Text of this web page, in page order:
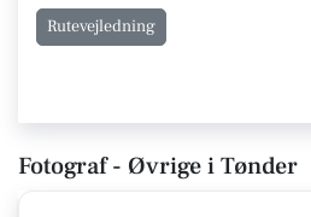
Rutevejledning
Fotograf - Øvrige i Tønder